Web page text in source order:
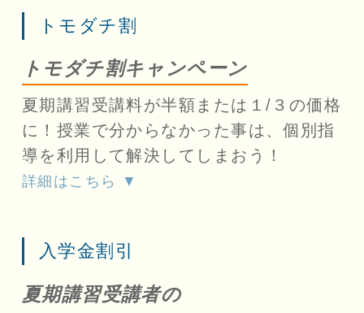
トモダチ割
トモダチ割キャンペーン
夏期講習受講料が半額または１/３の価格
に！授業で分からなかった事は、個別指
導を利用して解決してしまおう！
詳細はこちら ▼
入学金割引
夏期講習受講者の